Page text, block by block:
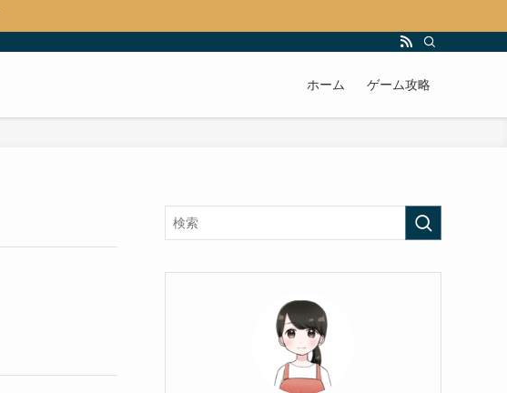
ホーム ゲーム攻略